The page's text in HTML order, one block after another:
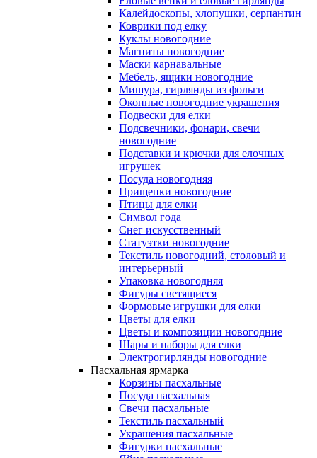
Калейдоскопы, хлопушки, серпантин
Коврики под елку
Куклы новогодние
Магниты новогодние
Маски карнавальные
Мебель, ящики новогодние
Мишура, гирлянды из фольги
Оконные новогодние украшения
Подвески для елки
Подсвечники, фонари, свечи
новогодние
Подставки и крючки для елочных
игрушек
Посуда новогодняя
Прищепки новогодние
Птицы для елки
Символ года
Снег искусственный
Статуэтки новогодние
Текстиль новогодний, столовый и
интерьерный
Упаковка новогодняя
Фигуры светящиеся
Формовые игрушки для елки
Цветы для елки
Цветы и композиции новогодние
Шары и наборы для елки
Электрогирлянды новогодние
Пасхальная ярмарка
Корзины пасхальные
Посуда пасхальная
Свечи пасхальные
Текстиль пасхальный
Украшения пасхальные
Фигурки пасхальные